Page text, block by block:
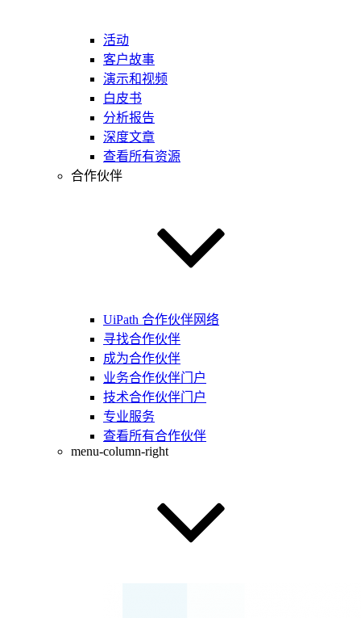
活动
客户故事
演示和视频
白皮书
分析报告
深度文章
查看所有资源
合作伙伴
UiPath 合作伙伴网络
寻找合作伙伴
成为合作伙伴
业务合作伙伴门户
技术合作伙伴门户
专业服务
查看所有合作伙伴
menu-column-right